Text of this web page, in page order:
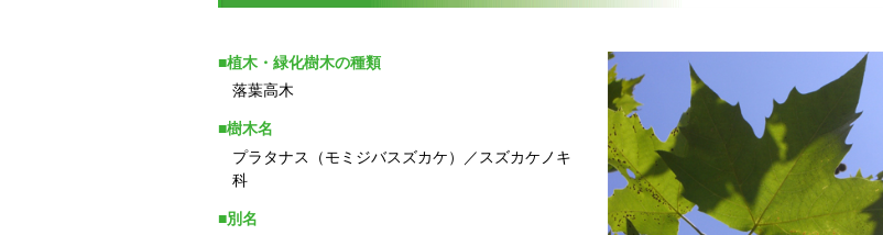
■植木・緑化樹木の種類
落葉高木
■樹木名
プラタナス（モミジバスズカケ）／スズカケノキ
科
■別名